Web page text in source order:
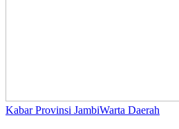
Kabar Provinsi JambiWarta Daerah